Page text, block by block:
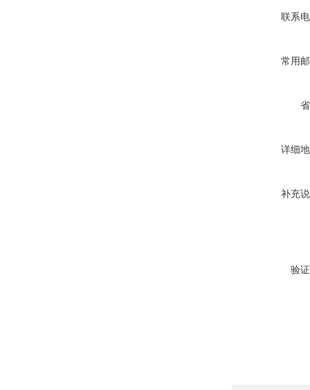
联系
常用
详细
补充
验